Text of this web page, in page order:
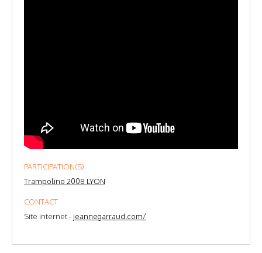
PARTICIPATION(S)
Trampolino 2008 LYON
CONTACT
Site internet - jeannegarraud.com/